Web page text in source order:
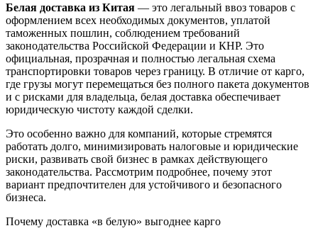
Белая доставка из Китая — это легальный ввоз товаров с
оформлением всех необходимых документов, уплатой
таможенных пошлин, соблюдением требований
законодательства Российской Федерации и КНР. Это
официальная, прозрачная и полностью легальная схема
транспортировки товаров через границу. В отличие от карго,
где грузы могут перемещаться без полного пакета документов
и с рисками для владельца, белая доставка обеспечивает
юридическую чистоту каждой сделки.
Это особенно важно для компаний, которые стремятся
работать долго, минимизировать налоговые и юридические
риски, развивать свой бизнес в рамках действующего
законодательства. Рассмотрим подробнее, почему этот
вариант предпочтителен для устойчивого и безопасного
бизнеса.
Почему доставка «в белую» выгоднее карго